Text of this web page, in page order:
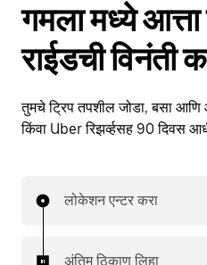
गमला मध्ये आत्ता
राईडची विनंती
तुमचे ट्रिप तपशील जोडा, बसा
किंवा Uber रिझर्व्हसह 90 दिवस
लोकेशन एन्टर करा
अंतिम ठिकाण लिहा